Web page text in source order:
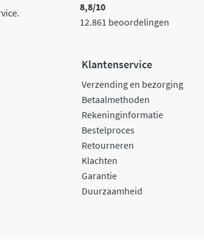
8,8/10
12.861 beoordelingen
Klantenservice
Verzending en bezorging
Betaalmethoden
Rekeninginformatie
Bestelproces
Retourneren
Klachten
Garantie
Duurzaamheid